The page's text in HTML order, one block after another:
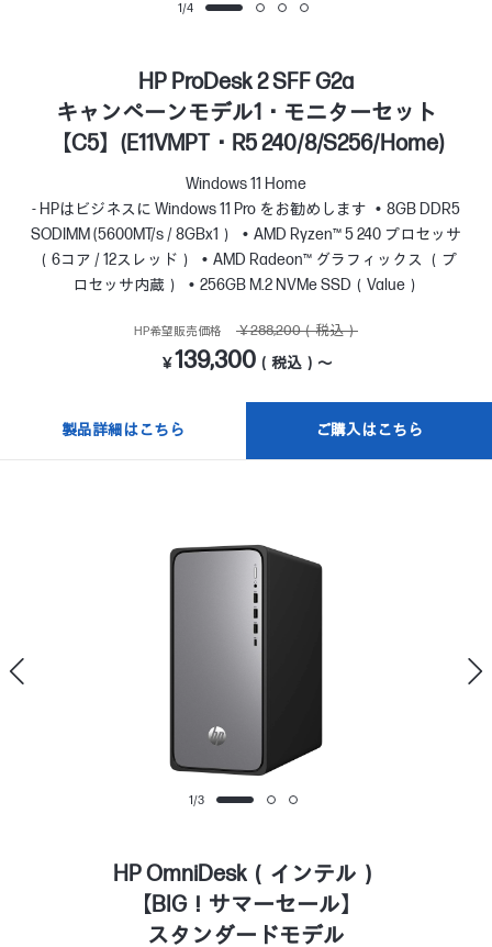
1/4
HP ProDesk 2 SFF G2a
キャンペーンモデル1・モニターセット
【C5】(E11VMPT・R5 240/8/S256/Home)
Windows 11 Home
- HPはビジネスに Windows 11 Pro をお勧めします
8GB DDR5
SODIMM (5600MT/s / 8GBx1）
AMD Ryzen™ 5 240 プロセッサ
（6コア / 12スレッド）
AMD Radeon™ グラフィックス （プ
ロセッサ内蔵）
256GB M.2 NVMe SSD（Value）
HP希望販売価格 ￥288,200（税込）
￥139,300 （税込）～
製品詳細はこちら ご購入はこちら
1/3
HP OmniDesk（インテル）
【BIG！サマーセール】
スタンダードモデル